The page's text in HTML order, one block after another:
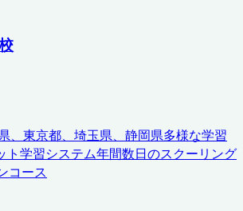
、東京都、埼玉県、静岡県多様な学習
ト学習システム年間数日のスクーリング
コース